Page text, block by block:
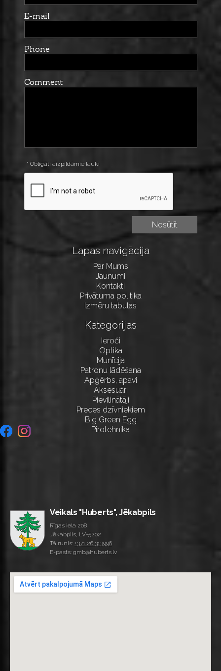
E-mail
Phone
Comment
* Obligāti aizpildāmie lauki
Lapas navigācija
Par Mums
Jaunumi
Kontakti
Privātuma politika
Izmēru tabulas
Kategorijas
Ieroči
Optika
Munīcija
Patronu lādēšana
Apģērbs, apavi
Aksesuāri
Pievilinātāji
Preces dzīvniekiem
Big Green Egg
Pirotehnika
Veikals "Huberts", Jēkabpils
Rīgas iela 208
Jēkabpils, LV-5202
Tālrunis: +371 26 313996
E-pasts: gmb@huberts.lv